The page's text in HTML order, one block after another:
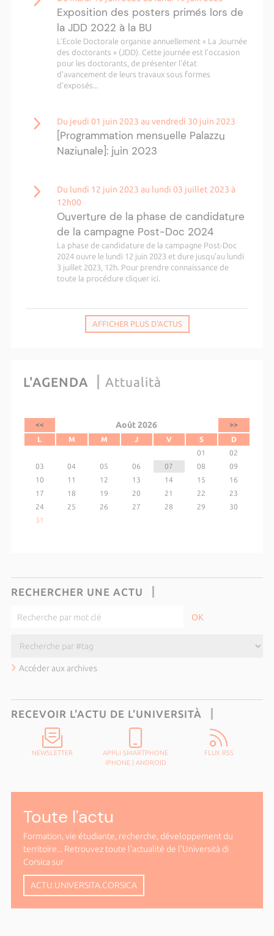
Exposition des posters primés lors de
la JDD 2022 à la BU
L’Ecole Doctorale organise annuellement « La Journée
des doctorants » (JDD). Cette journée est l’occasion
pour les doctorants, de présenter l'état
d'avancement de leurs travaux sous formes
d'exposés...
Du jeudi 01 juin 2023 au vendredi 30 juin 2023
[Programmation mensuelle Palazzu
Naziunale]: juin 2023
Du lundi 12 juin 2023 au lundi 03 juillet 2023 à
12h00
Ouverture de la phase de candidature
de la campagne Post-Doc 2024
La phase de candidature de la campagne Post-Doc
2024 ouvre le lundi 12 juin 2023 et dure jusqu'au lundi
3 juillet 2023, 12h. Pour prendre connaissance de
toute la procédure cliquer ici.
AFFICHER PLUS D'ACTUS
L'AGENDA Attualità
<< Août 2026
>>
L
M M J V S
D
01
02
03
04 05 06 07 08
09
10
11 12 13 14 15
16
17
18 19 20 21 22
23
24
25 26 27 28 29
30
31
RECHERCHER UNE ACTU
Accéder aux archives
RECEVOIR L'ACTU DE L'UNIVERSITÀ
NEWSLETTER
APPLI SMARTPHONE
IPHONE| ANDROID
FLUX RSS
Toute l'actu
Formation, vie étudiante, recherche, développement du
territoire... Retrouvez toute l'actualité de l'Università di
Corsica sur
ACTU.UNIVERSITA.CORSICA